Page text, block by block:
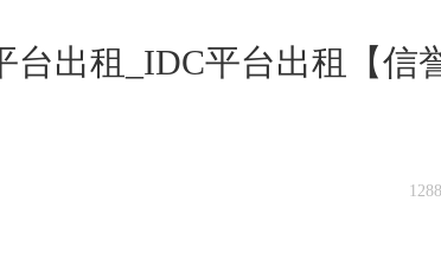
台出租_IDC平台出租【信